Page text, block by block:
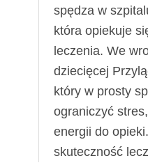
spędza w
która opiekuje
leczenia. We
dziecięcej
który w prosty
ograniczyć
energii do
skuteczność